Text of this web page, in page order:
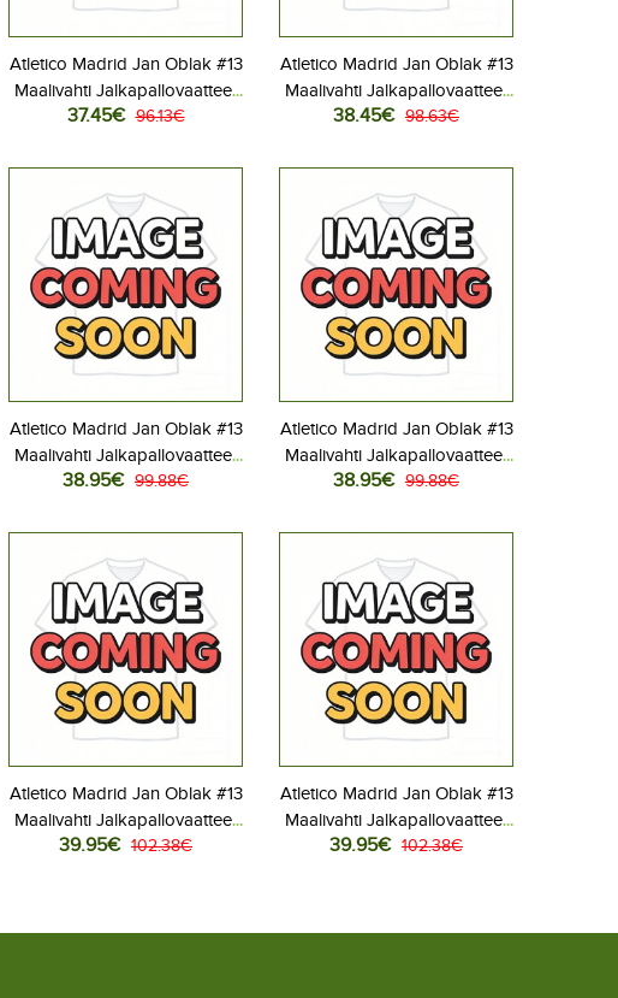
Atletico Madrid Jan Oblak #13
Maalivahti Jalkapallovaatteet
Lasten Kolmas peliasu 2025-
housut)
37.45€ 96.13€
Atletico Madrid Jan Oblak #13
Maalivahti Jalkapallovaatteet
Lasten Kotipeliasu 2025-26
housut)
38.45€ 98.63€
Atletico Madrid Jan Oblak #13
Maalivahti Jalkapallovaatteet
Kotipaita 2025-26
38.95€ 99.88€
Atletico Madrid Jan Oblak #13
Maalivahti Jalkapallovaatteet
Vieraspaita 2025-26
38.95€ 99.88€
Atletico Madrid Jan Oblak #13
Maalivahti Jalkapallovaatteet
Vieraspaita 2025-26
39.95€ 102.38€
Atletico Madrid Jan Oblak #13
Maalivahti Jalkapallovaatteet
Kolmaspaita 2025-26
39.95€ 102.38€